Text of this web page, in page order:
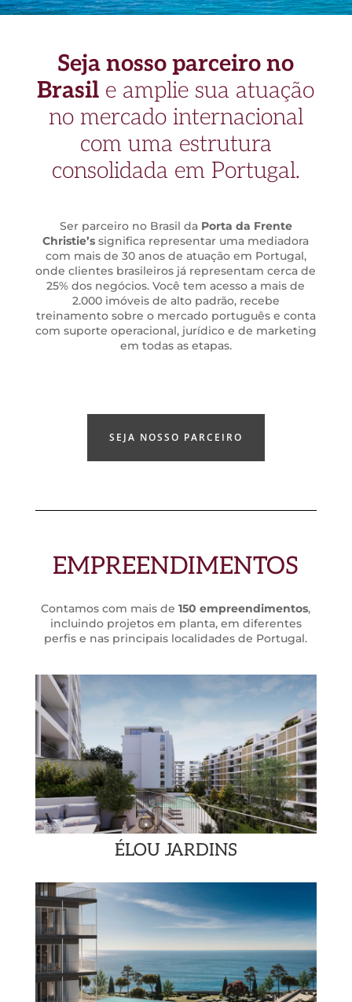
Seja nosso parceiro no
Brasil e amplie sua atuação
no mercado internacional
com uma estrutura
consolidada em Portugal.
Ser parceiro no Brasil da Porta da Frente
Christie’s significa representar uma mediadora
com mais de 30 anos de atuação em Portugal,
onde clientes brasileiros já representam cerca de
25% dos negócios. Você tem acesso a mais de
2.000 imóveis de alto padrão, recebe
treinamento sobre o mercado português e conta
com suporte operacional, jurídico e de marketing
em todas as etapas.
SEJA NOSSO PARCEIRO
EMPREENDIMENTOS
Contamos com mais de150 empreendimentos,
incluindo projetos em planta, em diferentes
perfis e nas principais localidades de Portugal.
ÉLOU JARDINS